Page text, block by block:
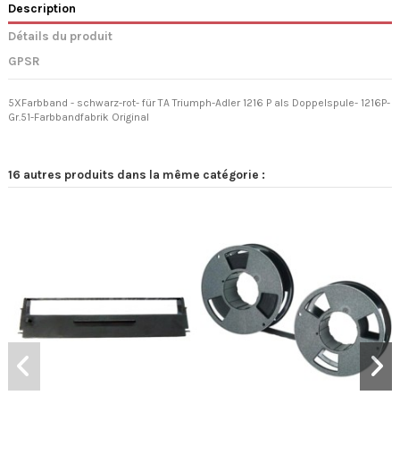
Description
Détails du produit
GPSR
5XFarbband - schwarz-rot- für TA Triumph-Adler 1216 P als Doppelspule- 1216P-
Gr.51-Farbbandfabrik Original
16 autres produits dans la même catégorie :